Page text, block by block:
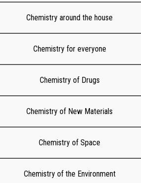
Chemistry around the house
Chemistry for everyone
Chemistry of Drugs
Chemistry of New Materials
Chemistry of Space
Chemistry of the Environment